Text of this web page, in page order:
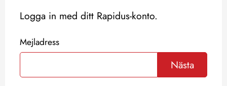
Logga in med ditt Rapidus-konto.
Mejladress
Nästa